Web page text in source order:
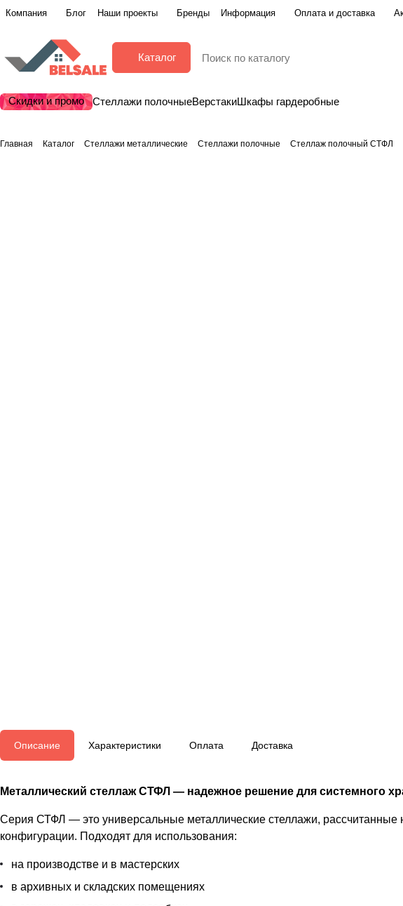
Компания Блог Наши проекты Бренды Информация Оплата и доставка
Каталог
Скидки и промо Стеллажи полочныеВерстакиШкафы гардеробные
Главная Каталог Стеллажи металлические Стеллажи полочные Стеллаж полочный СТФЛ
Описание Характеристики Оплата Доставка
Металлический стеллаж СТФЛ — надежное решение для системного
Серия СТФЛ — это универсальные металлические стеллажи, рассчитанные
конфигурации. Подходят для использования:
на производстве и в мастерских
в архивных и складских помещениях